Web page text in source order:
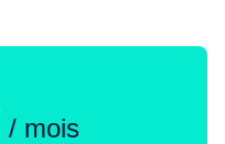
/ mois